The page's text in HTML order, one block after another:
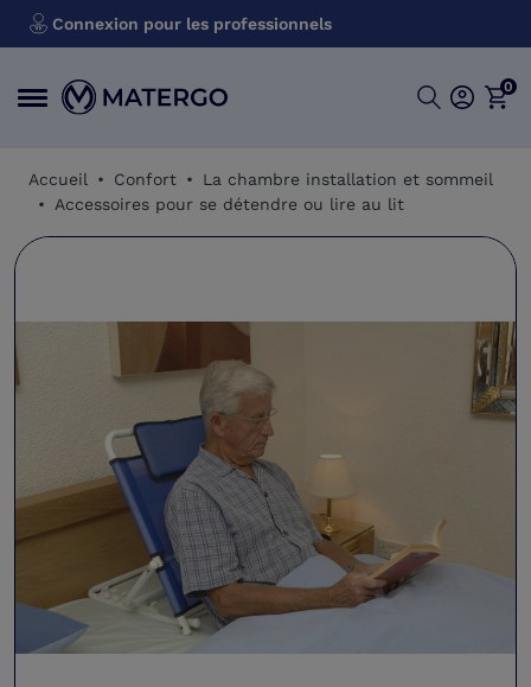
Connexion pour les professionnels
0
Accueil Confort
La chambre installation et sommeil
Accessoires pour se détendre ou lire au lit